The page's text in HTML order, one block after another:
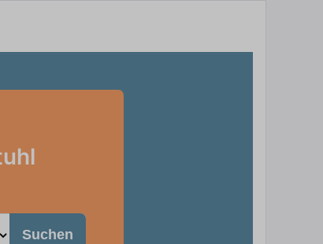
Suchen